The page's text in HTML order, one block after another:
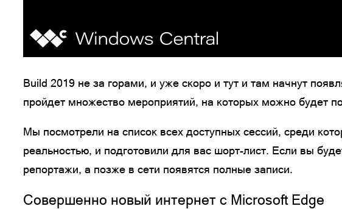
Build 2019 не за горами, и уже скоро и тут и там начнут
пройдет множество мероприятий, на которых можно будет
Мы посмотрели на список всех доступных сессий, среди
реальностью, и подготовили для вас шорт-лист. Если вы
репортажи, а позже в сети появятся полные записи.
Совершенно новый интернет с Microsoft Edge